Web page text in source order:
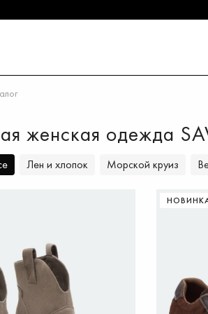
женская одежда
Лен и хлопок Морской круиз